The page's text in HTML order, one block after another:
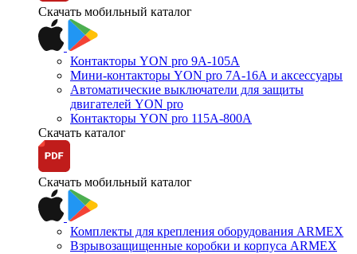
Скачать мобильный каталог
Контакторы YON pro 9А-105А
Мини-контакторы YON pro 7А-16А и аксессуары
Автоматические выключатели для защиты
двигателей YON pro
Контакторы YON pro 115А-800А
Скачать каталог
Скачать мобильный каталог
Комплекты для крепления оборудования ARMEX
Взрывозащищенные коробки и корпуса ARMEX